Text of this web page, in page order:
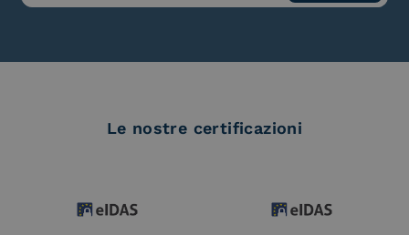
Le nostre certificazioni